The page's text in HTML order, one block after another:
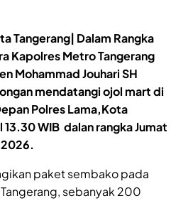
Tangerang| Dalam Rangka
Kapolres Metro Tangerang
Mohammad Jouhari SH
mendatangi ojol mart di
Polres Lama,Kota
WIB dalan rangka Jumat
2026.
paket sembako pada
sebanyak 200